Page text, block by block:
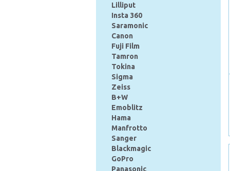
Lilliput
Insta 360
Saramonic
Canon
Fuji Film
Tamron
Tokina
Sigma
Zeiss
B+W
Emoblitz
Hama
Manfrotto
Sanger
Blackmagic
GoPro
Panasonic